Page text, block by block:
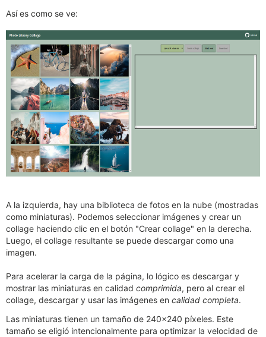
Así es como se ve:
A la izquierda, hay una biblioteca de fotos en la nube (mostradas
como miniaturas). Podemos seleccionar imágenes y crear un
collage haciendo clic en el botón "Crear collage" en la derecha.
Luego, el collage resultante se puede descargar como una
imagen.
Para acelerar la carga de la página, lo lógico es descargar y
mostrar las miniaturas en calidad comprimida, pero al crear el
collage, descargar y usar las imágenes en calidad completa.
Las miniaturas tienen un tamaño de 240x240 píxeles. Este
tamaño se eligió intencionalmente para optimizar la velocidad de